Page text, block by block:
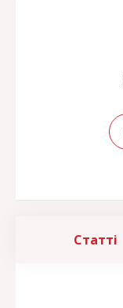
Статті